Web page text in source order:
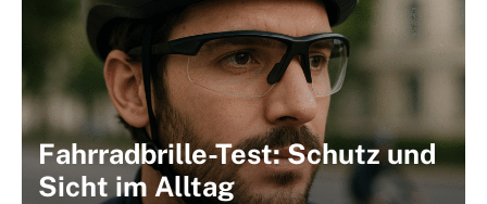
Fahrradbrille-Test: Schutz und
Sicht im Alltag